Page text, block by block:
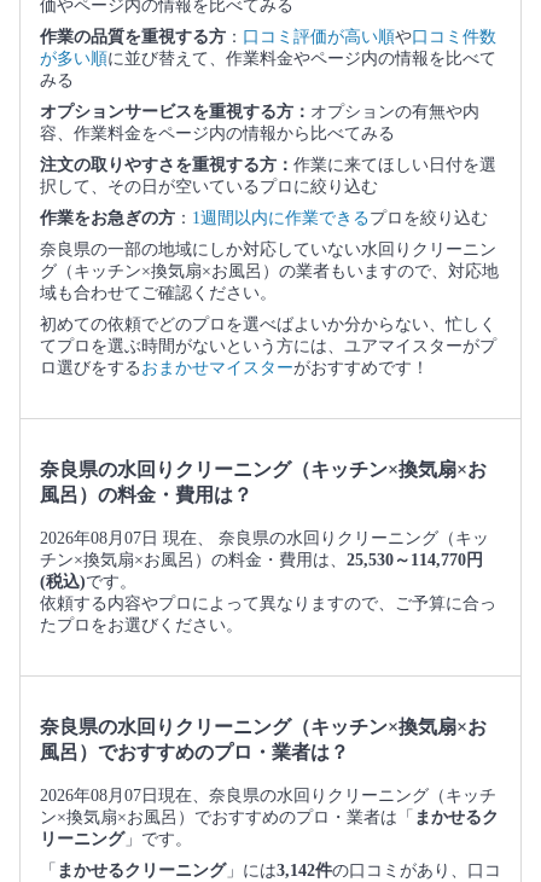
価やページ内の情報を比べてみる
作業の品質を重視する方 ： 口コミ評価が高い順や口コミ件数
が多い順に並び替えて、作業料金やページ内の情報を比べて
みる
オプションサービスを重視する方： オプションの有無や内
容、作業料金をページ内の情報から比べてみる
注文の取りやすさを重視する方： 作業に来てほしい日付を選
択して、その日が空いているプロに絞り込む
作業をお急ぎの方 ： 1週間以内に作業できるプロを絞り込む
奈良県の一部の地域にしか対応していない水回りクリーニン
グ（キッチン×換気扇×お風呂）の業者もいますので、対応地
域も合わせてご確認ください。
初めての依頼でどのプロを選べばよいか分からない、忙しく
てプロを選ぶ時間がないという方には、ユアマイスターがプ
ロ選びをする おまかせマイスターがおすすめです！
奈良県の水回りクリーニング（キッチン×換気扇×お
風呂）の料金・費用は？
2026年08月07日 現在、 奈良県の水回りクリーニング（キッ
チン×換気扇×お風呂）の料金・費用は、 25,530～114,770円
(税込)です。
依頼する内容やプロによって異なりますので、ご予算に合っ
たプロをお選びください。
奈良県の水回りクリーニング（キッチン×換気扇×お
風呂）でおすすめのプロ・業者は？
2026年08月07日現在、奈良県の水回りクリーニング（キッチ
ン×換気扇×お風呂）でおすすめのプロ・業者は「 まかせるク
リーニング」です。
「 まかせるクリーニング」には3,142件の口コミがあり、口コ